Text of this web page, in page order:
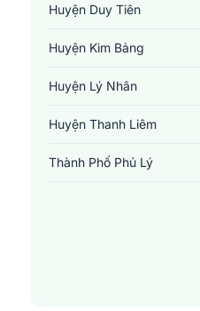
Huyện Duy Tiên
Huyện Kim Bảng
Huyện Lý Nhân
Huyện Thanh Liêm
Thành Phố Phủ Lý